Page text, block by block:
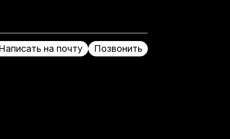
на почту Позвонить